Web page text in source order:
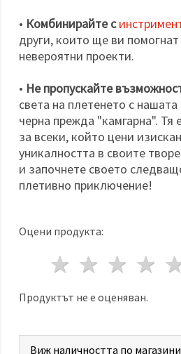
• Комбинирайте с
други, които ще ви
невероятни проекти.
• Не пропускайте
света на плетенето с
черна прежда "камгарна". Тя
за всеки, който цени
уникалността в своите
и започнете своето
плетивно приключение!
Оцени продукта:
4
3
2
1 звезда
Продуктът не е оценяван.
Виж наличността по